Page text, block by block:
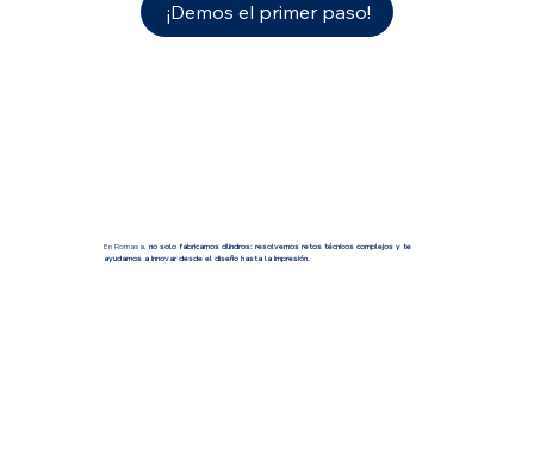
¡Demos el primer paso!
En Romasa, no solo fabricamos cilindros: resolvemos retos técnicos complejos y te
ayudamos a innovar desde el diseño hasta la impresión.